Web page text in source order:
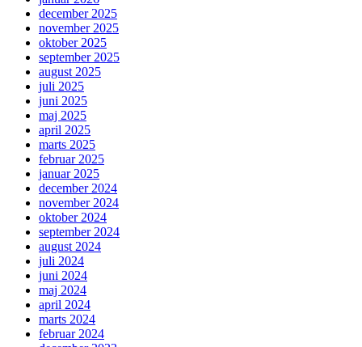
december 2025
november 2025
oktober 2025
september 2025
august 2025
juli 2025
juni 2025
maj 2025
april 2025
marts 2025
februar 2025
januar 2025
december 2024
november 2024
oktober 2024
september 2024
august 2024
juli 2024
juni 2024
maj 2024
april 2024
marts 2024
februar 2024